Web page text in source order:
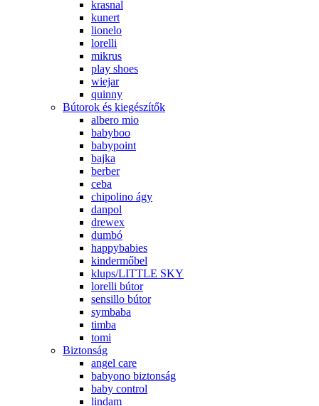
krasnal
kunert
lionelo
lorelli
mikrus
play shoes
wiejar
quinny
Bútorok és kiegészítők
albero mio
babyboo
babypoint
bajka
berber
ceba
chipolino ágy
danpol
drewex
dumbó
happybabies
kindermőbel
klups/LITTLE SKY
lorelli bútor
sensillo bútor
symbaba
timba
tomi
Biztonság
angel care
babyono biztonság
baby control
lindam